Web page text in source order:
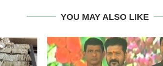
YOU MAY ALSO LIKE